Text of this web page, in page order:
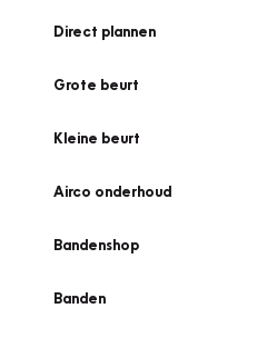
Direct plannen
Grote beurt
Kleine beurt
Airco onderhoud
Bandenshop
Banden